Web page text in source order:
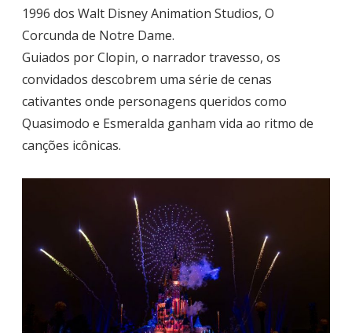
1996 dos Walt Disney Animation Studios, O
Corcunda de Notre Dame.
Guiados por Clopin, o narrador travesso, os
convidados descobrem uma série de cenas
cativantes onde personagens queridos como
Quasimodo e Esmeralda ganham vida ao ritmo de
canções icônicas.